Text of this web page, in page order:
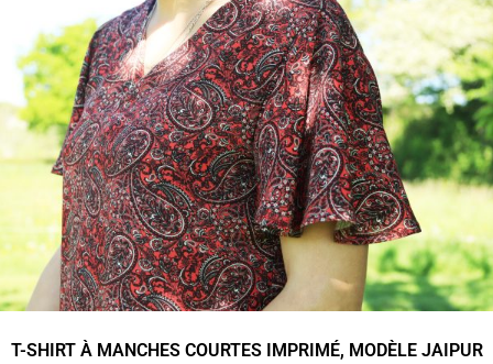
T-SHIRT À MANCHES COURTES IMPRIMÉ, MODÈLE JAIPUR